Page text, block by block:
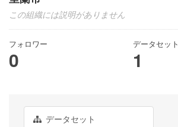
この組織には説明がありません
フォロワー
0
データセット
1
データセット